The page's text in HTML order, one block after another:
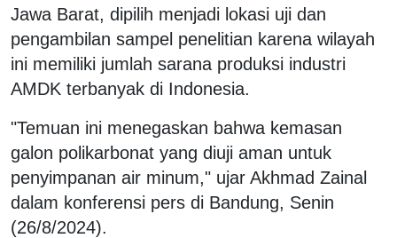
Jawa Barat, dipilih menjadi lokasi uji dan
pengambilan sampel penelitian karena wilayah
ini memiliki jumlah sarana produksi industri
AMDK terbanyak di Indonesia.
"Temuan ini menegaskan bahwa kemasan
galon polikarbonat yang diuji aman untuk
penyimpanan air minum," ujar Akhmad Zainal
dalam konferensi pers di Bandung, Senin
(26/8/2024).